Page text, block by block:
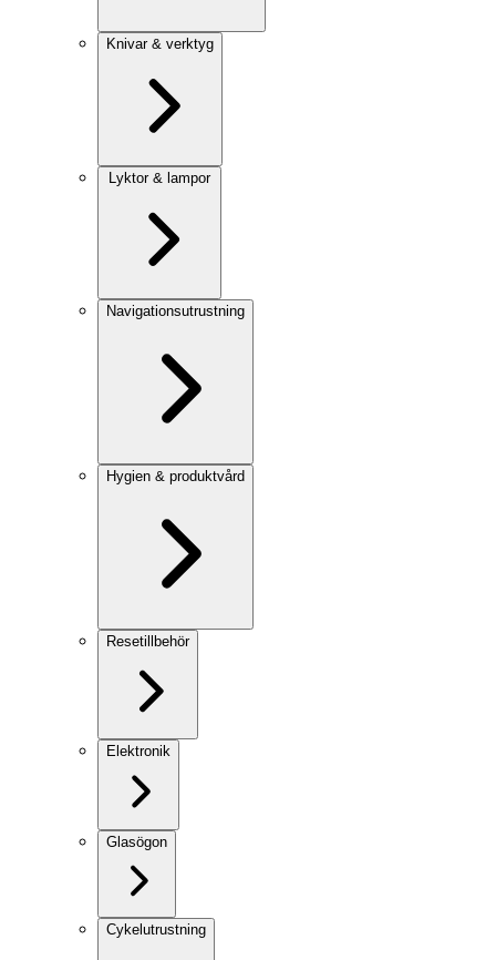
Knivar & verktyg
Lyktor & lampor
Navigationsutrustning
Hygien & produktvård
Resetillbehör
Elektronik
Glasögon
Cykelutrustning